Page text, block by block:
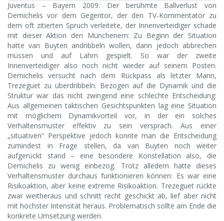
Juventus – Bayern 2009: Der berühmte Ballverlust von
Demichelis vor dem Gegentor, der den TV-Kommentator zu
dem oft zitierten Spruch verleitete, der Innenverteidiger schade
mit dieser Aktion den Münchenern: Zu Beginn der Situation
hatte van Buyten andribbeln wollen, dann jedoch abbrechen
müssen und auf Lahm gespielt. So war der zweite
Innenverteidiger also noch nicht wieder auf seinem Posten.
Demichelis versucht nach dem Rückpass als letzter Mann,
Trezeguet zu überdribbeln. Bezogen auf die Dynamik und die
Struktur war das nicht zwingend eine schlechte Entscheidung:
Aus allgemeinen taktischen Gesichtspunkten lag eine Situation
mit möglichem Dynamikvorteil vor, in der ein solches
Verhaltensmuster effektiv zu sein versprach. Aus einer
„situativen“ Perspektive jedoch konnte man die Entscheidung
zumindest in Frage stellen, da van Buyten noch weiter
aufgerückt stand – eine besondere Konstellation also, die
Demichelis zu wenig einbezog. Trotz alledem hätte dieses
Verhaltensmuster durchaus funktionieren können: Es war eine
Risikoaktion, aber keine extreme Risikoaktion. Trezeguet rückte
zwar weitheraus und schnitt recht geschickt ab, lief aber nicht
mit höchster Intensität heraus. Problematisch sollte am Ende die
konkrete Umsetzung werden.